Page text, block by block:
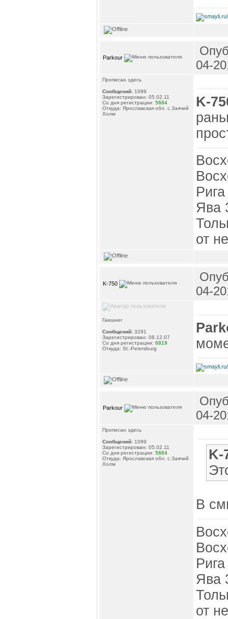
Parkour
04-
Прописан здесь
Сообщений: 1099
Зарегистрирован: 05.02.11
Со дня регистрации: 5664
Откуда: Ярославская обл. с.Заячий
Холм
K-
Рига
Ява
от
K-750
04-
Гаишнег
Сообщений: 3291
Зарегистрирован: 08.12.07
Со дня регистрации: 6819
Откуда: St.-Petersburg
Parkour
04-
Прописан здесь
Сообщений: 1099
Зарегистрирован: 05.02.11
Со дня регистрации: 5664
Откуда: Ярославская обл. с.Заячий
Холм
K-
В
Рига
Ява
от